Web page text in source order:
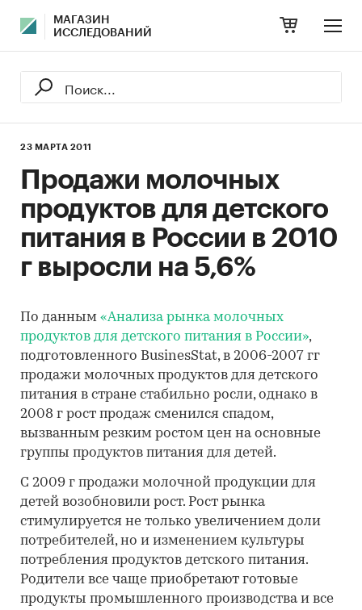
МАГАЗИН
ИССЛЕДОВАНИЙ
23 МАРТА 2011
Продажи молочных
продуктов для детского
питания в России в 2010
г выросли на 5,6%
По данным «Анализа рынка молочных
продуктов для детского питания в России»,
подготовленного BusinesStat, в 2006-2007 гг
продажи молочных продуктов для детского
питания в стране стабильно росли, однако в
2008 г рост продаж сменился спадом,
вызванным резким ростом цен на основные
группы продуктов питания для детей.
С 2009 г продажи молочной продукции для
детей возобновили рост. Рост рынка
стимулируется не только увеличением доли
потребителей, но и изменением культуры
потребления продуктов детского питания.
Родители все чаще приобретают готовые
продукты промышленного производства и все